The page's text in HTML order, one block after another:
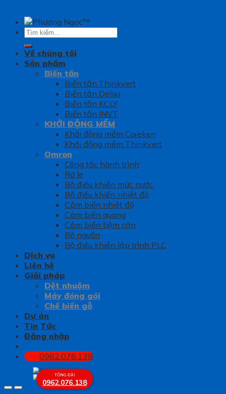
Tìm
Về chúng tôi
Sản phẩm
Biến tần
Biến tần Thinkvert
Biến tần Delixi
Biến tần KCLY
Biến tần INVT
KHỞI ĐỘNG MỀM
Khởi động mềm Coreken
Khởi động mềm Thinkvert
Omron
Công tắc hành trình
Rơ le
Bộ điều khiển mức nước
Bộ điều khiển nhiệt độ
Cảm biến nhiệt độ
Cảm biến quang
Cảm biến tiệm cận
Bộ nguồn
Bộ điều khiển lập trình PLC
Dịch vụ
Liên hệ
Giải pháp
Dệt nhuộm
Máy đóng gói
Chế biến gỗ
Dự án
Tin Tức
Đăng nhập
0962.076.138
TỔNG ĐÀI
0962.076.138